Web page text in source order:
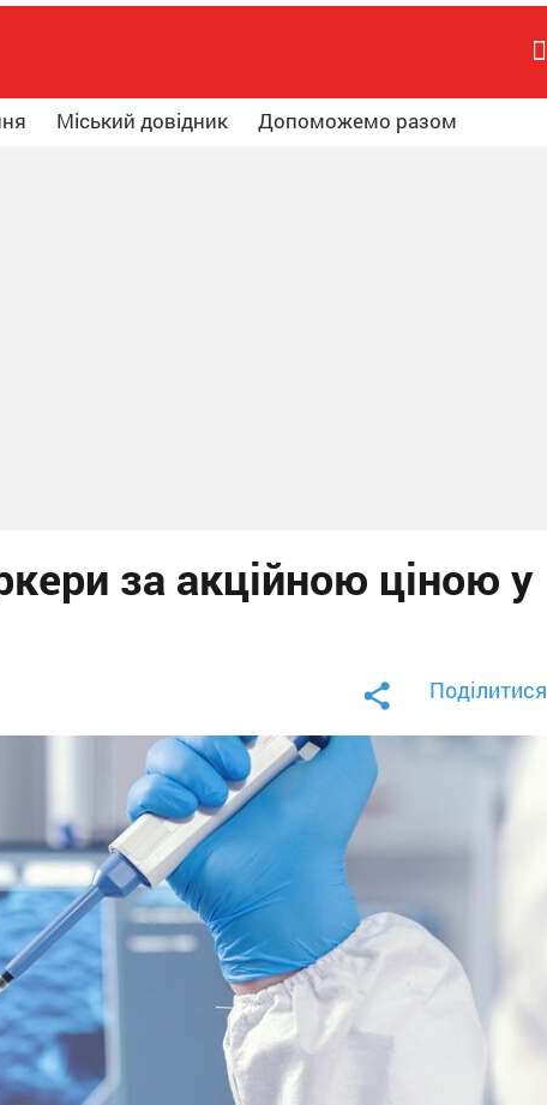
Міський довідник Допоможемо разом
за акційною ціною у
Поділитися